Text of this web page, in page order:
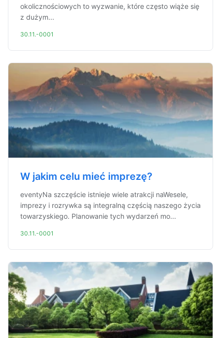
okolicznościowych to wyzwanie, które często wiąże się
z dużym...
30.11.-0001
W jakim celu mieć imprezę?
eventyNa szczęście istnieje wiele atrakcji naWesele,
imprezy i rozrywka są integralną częścią naszego życia
towarzyskiego. Planowanie tych wydarzeń mo...
30.11.-0001